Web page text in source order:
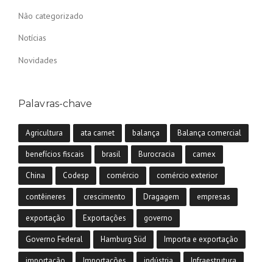
Não categorizado
Notícias
Novidades
Palavras-chave
Agricultura ata carnet balança Balança comercial
benefícios fiscais brasil Burocracia camex
China Codesp comércio comércio exterior
contêineres crescimento Dragagem empresas
exportação Exportações governo
Governo Federal Hamburg Süd Importa e exportação